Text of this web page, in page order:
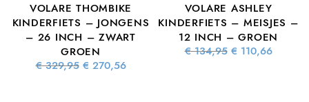
VOLARE THOMBIKE
KINDERFIETS – JONGENS
– 26 INCH – ZWART
GROEN
€329,95 Oorspronkelijke
prijs was:
€ 270,56
VOLARE ASHLEY
KINDERFIETS – MEISJES –
12 INCH – GROEN
€134,95 Oorspronkelijke
prijs was:
€ 110,66